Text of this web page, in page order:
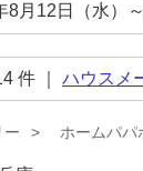
月12日（水）
件 ｜ ハウスメ
ー ホームパパ